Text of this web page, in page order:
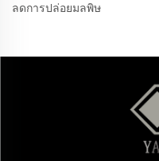
ลดการปล่อยมลพิษ